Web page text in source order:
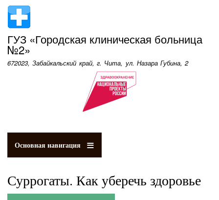
содержанию
ГУЗ «Городская клиническая больница
№2»
672023, Забайкальский край, г. Чита, ул. Назара Губина, 2
Основная навигация
Суррогаты. Как уберечь здоровье